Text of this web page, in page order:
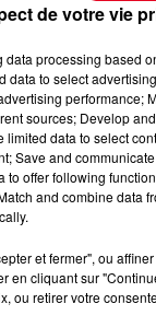
de votre vie
data processing based
data to select
performance;
sources; Develop
data to select
Save and
to offer following
and combine data
et fermer", ou
en cliquant sur
ou retirer votre